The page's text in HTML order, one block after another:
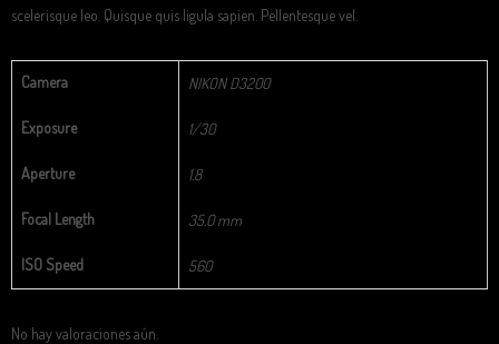
scelerisque leo. Quisque quis ligula sapien. Pellentesque vel.
Camera NIKON D3200
Exposure 1/30
Aperture 1.8
Focal Length 35.0 mm
ISO Speed 560
No hay valoraciones aún.